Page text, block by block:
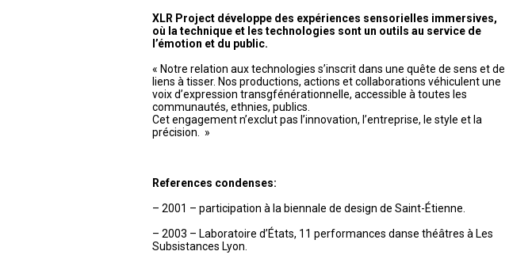
XLR Project développe des expériences sensorielles immersives,
où la technique et les technologies sont un outils au service de
l’émotion et du public.
« Notre relation aux technologies s’inscrit dans une quête de sens et de
liens à tisser. Nos productions, actions et collaborations véhiculent une
voix d’expression transgfénérationnelle, accessible à toutes les
communautés, ethnies, publics.
Cet engagement n’exclut pas l’innovation, l’entreprise, le style et la
précision. »
References condenses:
– 2001 – participation à la biennale de design de Saint-Étienne.
– 2003 – Laboratoire d’États, 11 performances danse théâtres à Les
Subsistances Lyon.